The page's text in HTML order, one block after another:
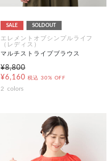
SALE SOLDOUT
エレメントオブシンプルライフ
（レディス）
マルチストライプブラウス
¥8,800
¥6,160 税込 30% OFF
2 colors